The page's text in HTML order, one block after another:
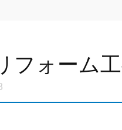
フォーム